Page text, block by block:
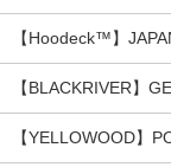
【Hoodeck™️】
【BLACKRIVER】
【YELLOWOOD】